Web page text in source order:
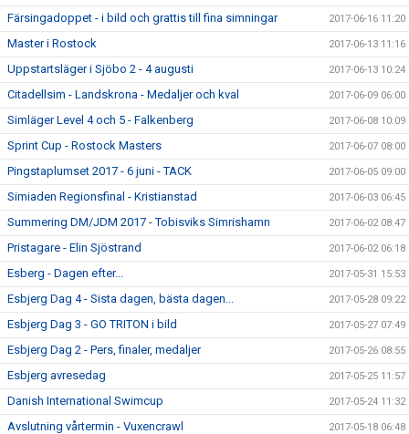
Färsingadoppet - i bild och grattis till fina simningar 2017-06-16 11:20
Master i Rostock 2017-06-13 11:16
Uppstartsläger i Sjöbo 2 - 4 augusti 2017-06-13 10:24
Citadellsim - Landskrona - Medaljer och kval 2017-06-09 06:00
Simläger Level 4 och 5 - Falkenberg 2017-06-08 10:09
Sprint Cup - Rostock Masters 2017-06-07 08:00
Pingstaplumset 2017 - 6 juni - TACK 2017-06-05 09:00
Simiaden Regionsfinal - Kristianstad 2017-06-03 06:45
Summering DM/JDM 2017 - Tobisviks Simrishamn 2017-06-02 08:47
Pristagare - Elin Sjöstrand 2017-06-02 06:18
Esberg - Dagen efter... 2017-05-31 15:53
Esbjerg Dag 4 - Sista dagen, bästa dagen... 2017-05-28 09:22
Esbjerg Dag 3 - GO TRITON i bild 2017-05-27 07:49
Esbjerg Dag 2 - Pers, finaler, medaljer 2017-05-26 08:55
Esbjerg avresedag 2017-05-25 11:57
Danish International Swimcup 2017-05-24 11:32
Avslutning vårtermin - Vuxencrawl 2017-05-18 06:48